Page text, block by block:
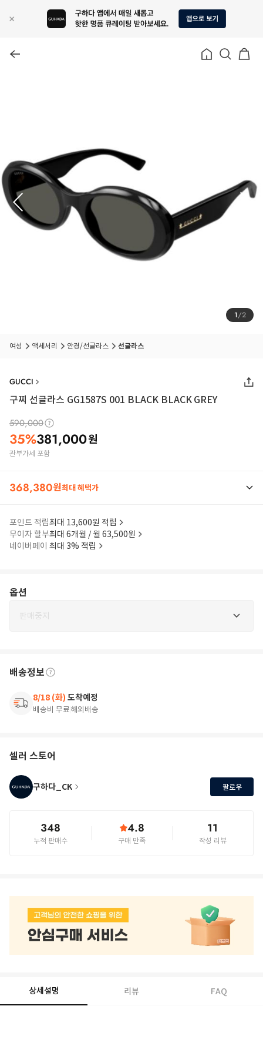
1/2
여성 액세서리 안경/선글라스 선글라스
GUCCI
구찌 선글라스 GG1587S 001 BLACK BLACK GREY
590,000
35%381,000원
관부가세 포함
368,380원최대 혜택가
포인트 적립최대 13,600원 적립
무이자 할부최대 6개월 / 월 63,500원
네이버페이 최대 3% 적립
옵션
판매중지
배송정보
8/18 (화) 도착예정
배송비 무료해외배송
셀러 스토어
구하다_CK 팔로우
348
누적 판매수
4.8
구매 만족
11
작성 리뷰
상세설명 리뷰 FAQ